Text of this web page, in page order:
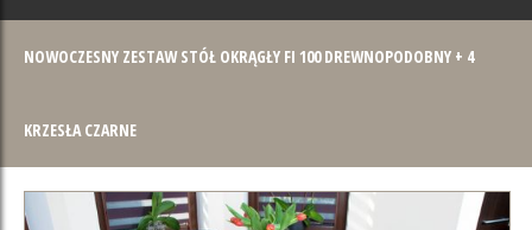
NOWOCZESNY ZESTAW STÓŁ OKRĄGŁY FI 100 DREWNOPODOBNY + 4
KRZESŁA CZARNE